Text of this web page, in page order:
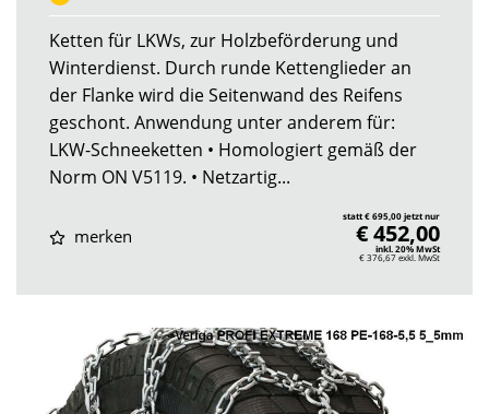
Ketten für LKWs, zur Holzbeförderung und
Winterdienst. Durch runde Kettenglieder an
der Flanke wird die Seitenwand des Reifens
geschont. Anwendung unter anderem für:
LKW-Schneeketten • Homologiert gemäß der
Norm ON V5119. • Netzartig...
merken
statt € 695,00 jetzt nur
€ 452,00
inkl. 20% MwSt
€ 376,67exkl. MwSt